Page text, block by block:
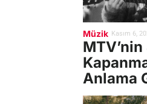
Müzik Kasım 6,
Anlama